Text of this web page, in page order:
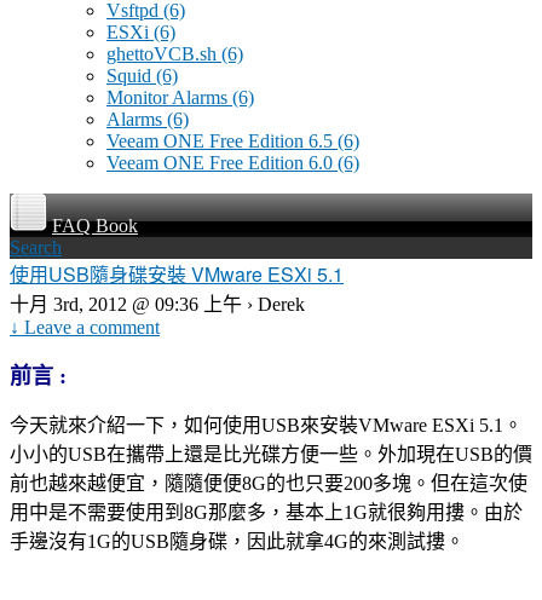
Vsftpd (6)
ESXi (6)
ghettoVCB.sh (6)
Squid (6)
Monitor Alarms (6)
Alarms (6)
Veeam ONE Free Edition 6.5 (6)
Veeam ONE Free Edition 6.0 (6)
FAQ Book
Search
使用USB隨身碟安裝 VMware ESXi 5.1
十月 3rd, 2012 @ 09:36 上午 › Derek
↓ Leave a comment
前言 :
今天就來介紹一下，如何使用USB來安裝VMware ESXi 5.1。
小小的USB在攜帶上還是比光碟方便一些。外加現在USB的價
前也越來越便宜，隨隨便便8G的也只要200多塊。但在這次使
用中是不需要使用到8G那麼多，基本上1G就很夠用摟。由於
手邊沒有1G的USB隨身碟，因此就拿4G的來測試摟。